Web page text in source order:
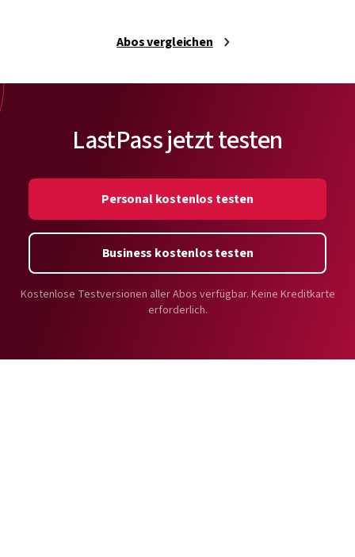
Abos vergleichen
LastPass jetzt testen
Personal kostenlos testen
Business kostenlos testen
Kostenlose Testversionen aller Abos verfügbar. Keine Kreditkarte
erforderlich.